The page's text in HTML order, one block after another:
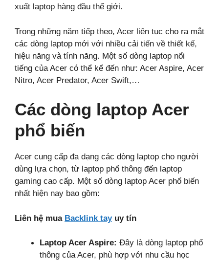
xuất laptop hàng đầu thế giới.
Trong những năm tiếp theo, Acer liên tục cho ra mắt
các dòng laptop mới với nhiều cải tiến về thiết kế,
hiệu năng và tính năng. Một số dòng laptop nổi
tiếng của Acer có thể kể đến như: Acer Aspire, Acer
Nitro, Acer Predator, Acer Swift,…
Các dòng laptop Acer
phổ biến
Acer cung cấp đa dạng các dòng laptop cho người
dùng lựa chọn, từ laptop phổ thông đến laptop
gaming cao cấp. Một số dòng laptop Acer phổ biến
nhất hiện nay bao gồm:
Liên hệ mua Backlink tayuy tín
Laptop Acer Aspire: Đây là dòng laptop phổ
thông của Acer, phù hợp với nhu cầu học